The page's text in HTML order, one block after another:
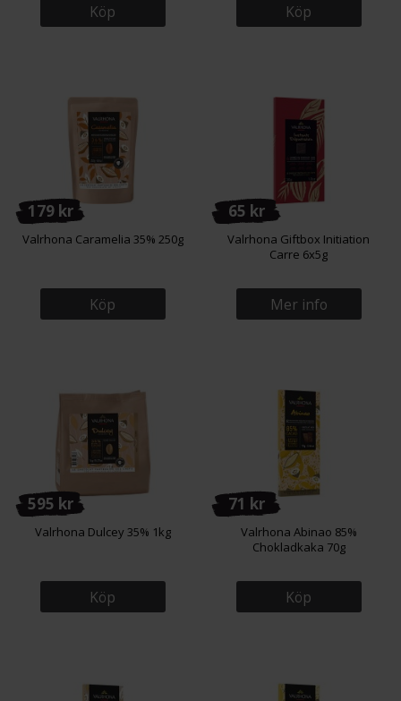
Köp Köp
179 kr
Valrhona Caramelia 35% 250g
Köp
65 kr
Valrhona Giftbox Initiation
Carre 6x5g
Mer info
595 kr
Valrhona Dulcey 35% 1kg
Köp
71 kr
Valrhona Abinao 85%
Chokladkaka 70g
Köp